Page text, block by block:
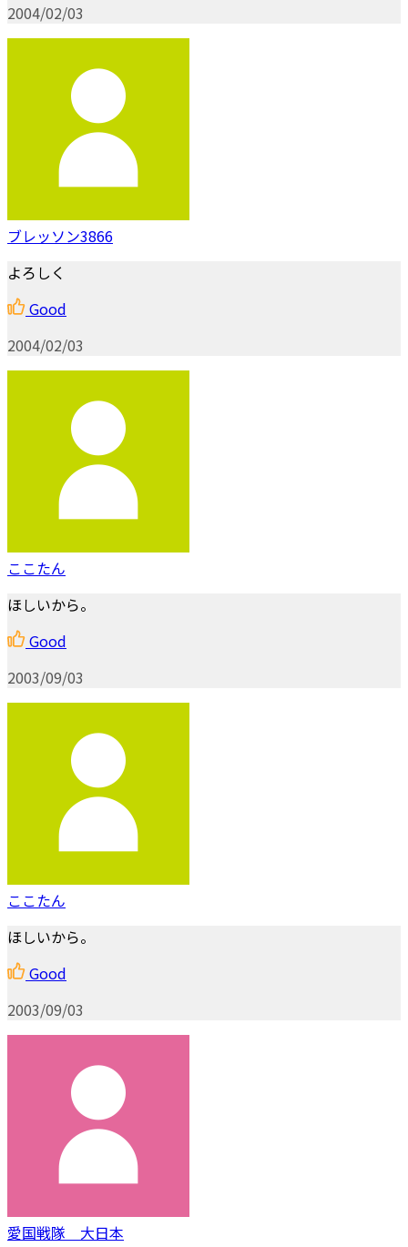
2004/02/03
ブレッソン3866
よろしく
Good
2004/02/03
ここたん
ほしいから。
Good
2003/09/03
ここたん
ほしいから。
Good
2003/09/03
愛国戦隊 大日本